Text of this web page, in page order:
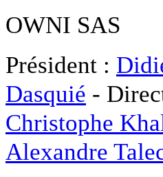
OWNI SAS
Président :
Dasquié -
Christophe
Alexandre